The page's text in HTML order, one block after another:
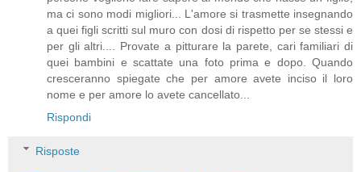
ma ci sono modi migliori... L'amore si trasmette insegnando
a quei figli scritti sul muro con dosi di rispetto per se stessi e
per gli altri.... Provate a pitturare la parete, cari familiari di
quei bambini e scattate una foto prima e dopo. Quando
cresceranno spiegate che per amore avete inciso il loro
nome e per amore lo avete cancellato...
Rispondi
Risposte